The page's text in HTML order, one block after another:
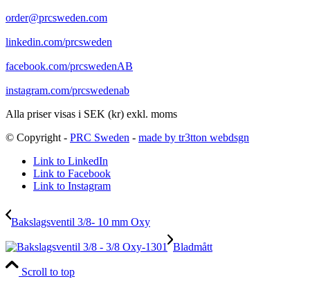
order@prcsweden.com
linkedin.com/prcsweden
facebook.com/prcswedenAB
instagram.com/prcswedenab
Alla priser visas i SEK (kr) exkl. moms
© Copyright - PRC Sweden - made by tr3tton webdsgn
Link to LinkedIn
Link to Facebook
Link to Instagram
Bakslagsventil 3/8- 10 mm Oxy
Bladmått
Scroll to top